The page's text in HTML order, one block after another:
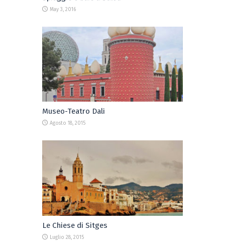
May 3, 2016
Museo-Teatro Dali
Agosto 18, 2015
Le Chiese di Sitges
Luglio 28, 2015